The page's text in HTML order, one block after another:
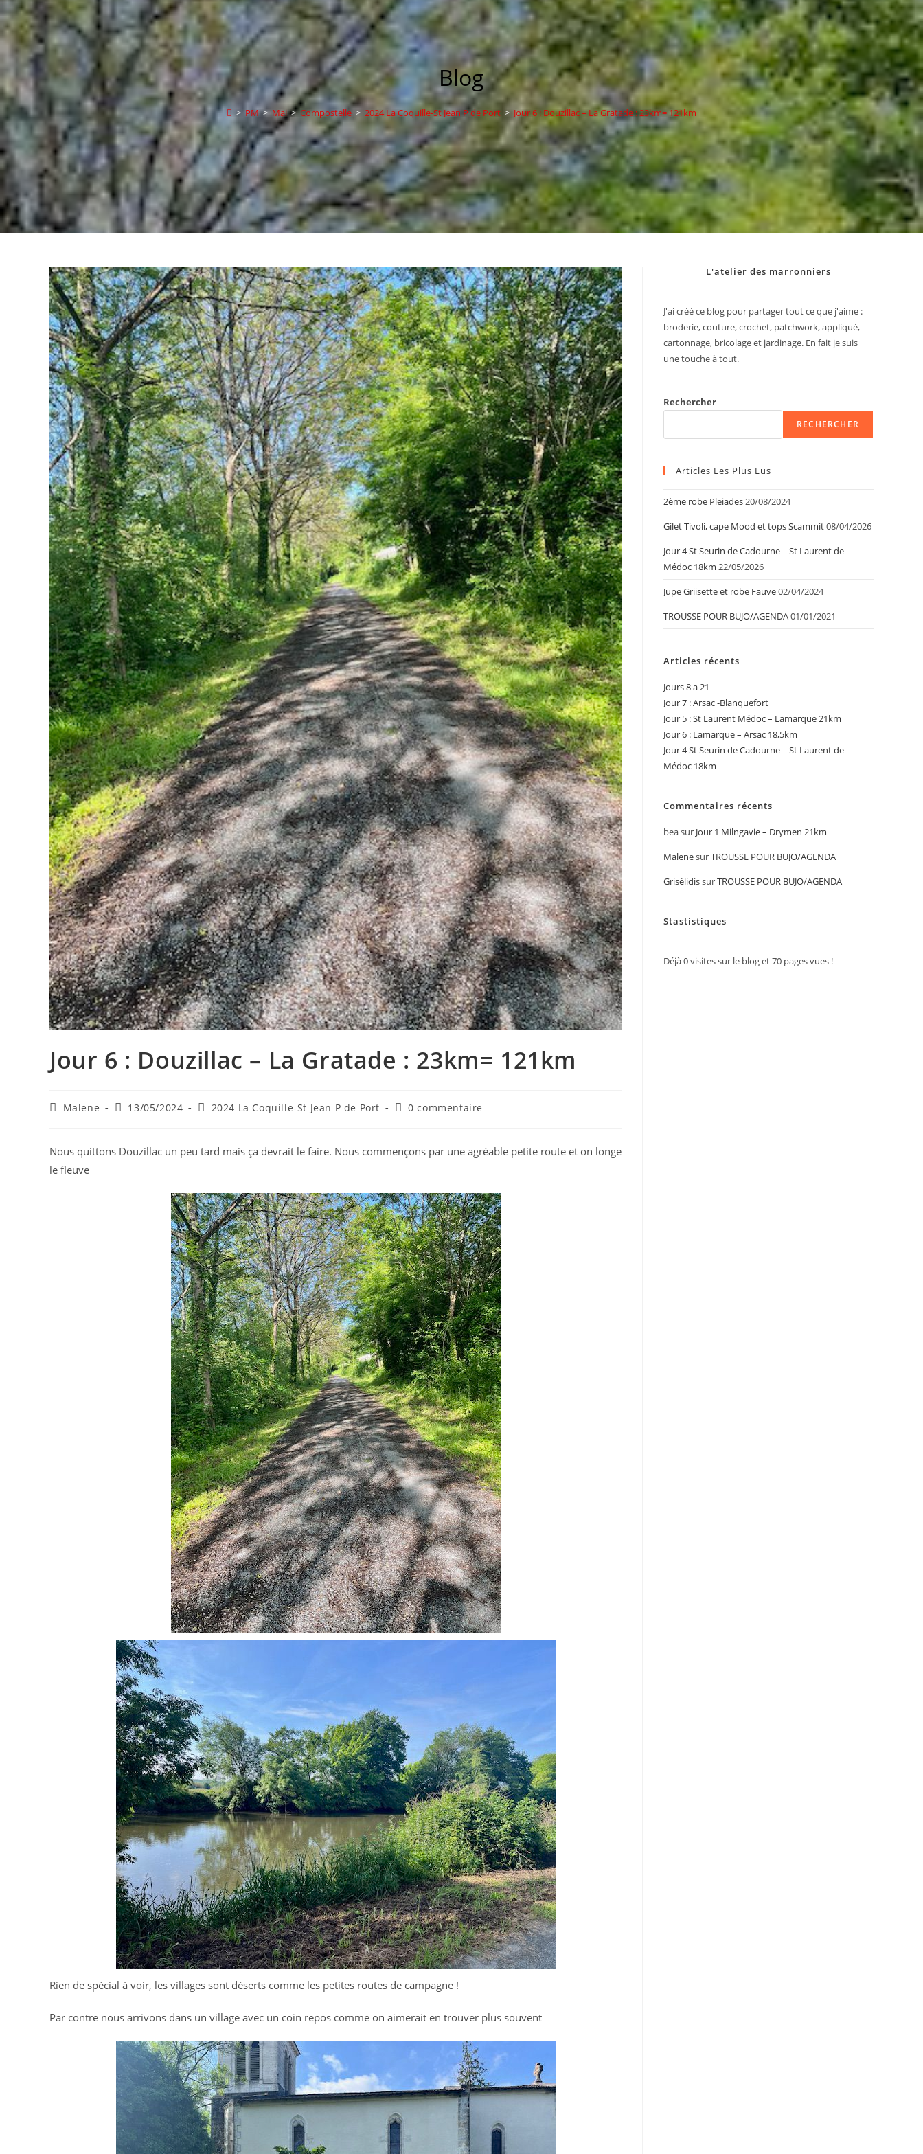
search
Blog
> PM > Mai > Compostelle > 2024 La Coquille-St Jean P de Port > Jour 6 : Douzillac – La Gratade : 23km= 121km
Jour 6 : Douzillac – La Gratade : 23km= 121km
Auteur/autrice
publication :
Malene
Publication
13/05/2024
Post2024 La Coquille-St Jean P de Port
Commentaires
0 commentaire
Nous quittons Douzillac un peu tard mais ça devrait le faire. Nous commençons par une agréable petite route et on longe
le fleuve
Rien de spécial à voir, les villages sont déserts comme les petites routes de campagne !
Par contre nous arrivons dans un village avec un coin repos comme on aimerait en trouver plus souvent
L'atelier des marronniers
J'ai créé ce blog pour partager tout ce que j'aime :
broderie, couture, crochet, patchwork, appliqué,
cartonnage, bricolage et jardinage. En fait je suis
une touche à tout.
Rechercher
RECHERCHER
Articles Les Plus Lus
2ème robe Pleiades20/08/2024
Gilet Tivoli, cape Mood et tops Scammit08/04/2026
Jour 4 St Seurin de Cadourne – St Laurent de
Médoc 18km 22/05/2026
Jupe Griisette et robe Fauve02/04/2024
TROUSSE POUR BUJO/AGENDA01/01/2021
Articles récents
Jours 8 a 21
Jour 7 : Arsac -Blanquefort
Jour 5 : St Laurent Médoc – Lamarque 21km
Jour 6 : Lamarque – Arsac 18,5km
Jour 4 St Seurin de Cadourne – St Laurent de
Médoc 18km
Commentaires récents
beasur Jour 1 Milngavie – Drymen 21km
MalenesurTROUSSE POUR BUJO/AGENDA
GrisélidissurTROUSSE POUR BUJO/AGENDA
Stastistiques
Déjà0visites sur le blog et70 pages vues !